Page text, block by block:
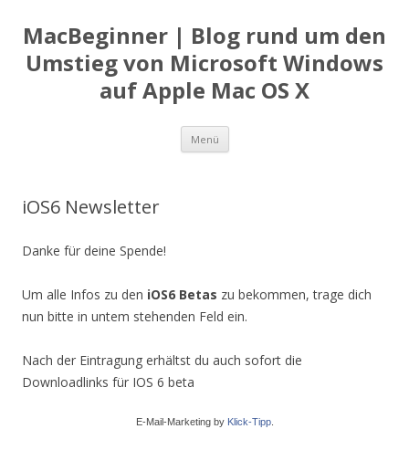
MacBeginner | Blog rund um den
Umstieg von Microsoft Windows
auf Apple Mac OS X
Menü Zum
springen
iOS6 Newsletter
Danke für deine Spende!
Um alle Infos zu den iOS6 Betas zu bekommen, trage dich
nun bitte in untem stehenden Feld ein.
Nach der Eintragung erhältst du auch sofort die
Downloadlinks für IOS 6 beta
E-Mail-Marketing by Klick-Tipp.